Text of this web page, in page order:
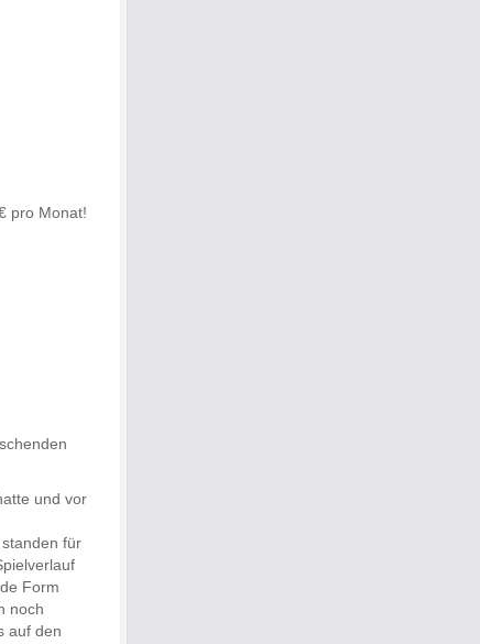
pro Monat!
und vor
für
Form
noch
auf den